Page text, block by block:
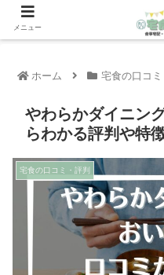
ホーム 宅食の口コミ
やわらかダイニン
らわかる評判や特
宅食の口コミ・評判
メニュー